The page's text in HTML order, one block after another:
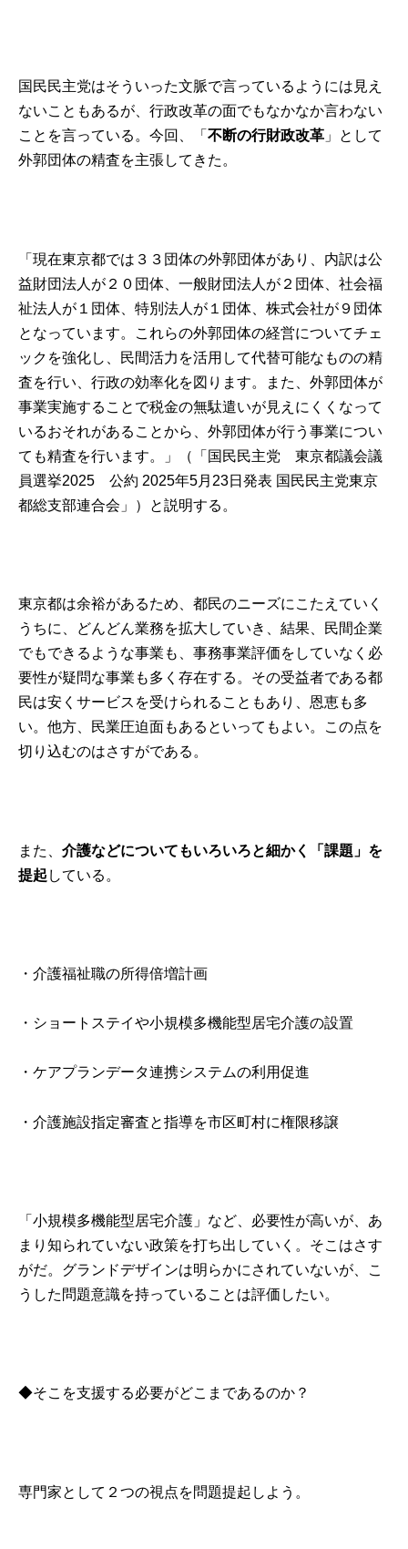
国民民主党はそういった文脈で言っているようには見え
ないこともあるが、行政改革の面でもなかなか言わない
ことを言っている。今回、「不断の行財政改革 」として
外郭団体の精査を主張してきた。
「現在東京都では３３団体の外郭団体があり、内訳は公
益財団法人が２０団体、一般財団法人が２団体、社会福
祉法人が１団体、特別法人が１団体、株式会社が９団体
となっています。これらの外郭団体の経営についてチェ
ックを強化し、民間活力を活用して代替可能なものの精
査を行い、行政の効率化を図ります。また、外郭団体が
事業実施することで税金の無駄遣いが見えにくくなって
いるおそれがあることから、外郭団体が行う事業につい
ても精査を行います。」（
「国民民主党 東京都議会議
員選挙2025 公約 2025年5月23日発表 国民民主党東京
都総支部連合会」
）と説明する。
東京都は余裕があるため、都民のニーズにこたえていく
うちに、どんどん業務を拡大していき、結果、民間企業
でもできるような事業も、事務事業評価をしていなく必
要性が疑問な事業も多く存在する。その受益者である都
民は安くサービスを受けられることもあり、恩恵も多
い。他方、民業圧迫面もあるといってもよい。この点を
切り込むのはさすがである。
また、介護などについてもいろいろと細かく「課題」を
提起 している。
・介護福祉職の所得倍増計画
・ショートステイや小規模多機能型居宅介護の設置
・ケアプランデータ連携システムの利用促進
・介護施設指定審査と指導を市区町村に権限移譲
「小規模多機能型居宅介護」など、必要性が高いが、あ
まり知られていない政策を打ち出していく。そこはさす
がだ。グランドデザインは明らかにされていないが、こ
うした問題意識を持っていることは評価したい。
◆そこを支援する必要がどこまであるのか？
専門家として２つの視点を問題提起しよう。